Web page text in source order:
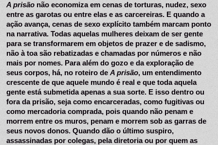
A prisão não economiza em cenas de torturas, nudez, sexo
entre as garotas ou entre elas e as carcereiras. E quando a
ação avança, cenas de sexo explícito também marcam ponto
na narrativa. Todas aquelas mulheres deixam de ser gente
para se transformarem em objetos de prazer e de sadismo,
não à toa são rebatizadas e chamadas por números e não
mais por nomes. Para além do gozo e da exploração de
seus corpos, há, no roteiro de A prisão, um entendimento
crescente de que aquele mundo é real e que toda aquela
gente está submetida apenas a sua sorte. E isso dentro ou
fora da prisão, seja como encarceradas, como fugitivas ou
como mercadoria comprada, pois quando não penam e
morrem entre os muros, penam e morrem sob as garras de
seus novos donos. Quando dão o último suspiro,
assassinadas por colegas, pela diretoria ou por quem as